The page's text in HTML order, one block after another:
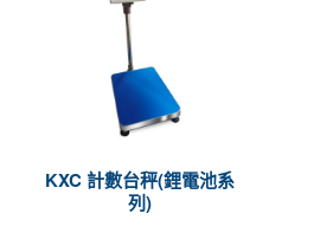
KXC 計數台秤(鋰電池系
列)